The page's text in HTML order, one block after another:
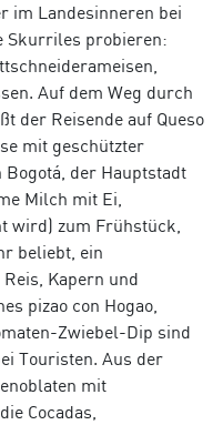
im Landesinneren bei
Skurriles probieren:
Auf dem Weg durch
der Reisende auf Queso
mit geschützter
der Hauptstadt
Milch mit Ei,
wird) zum Frühstück,
beliebt, ein
Kapern und
pizao con Hogao,
Zwiebel-Dip sind
Touristen. Aus der
mit
Cocadas,